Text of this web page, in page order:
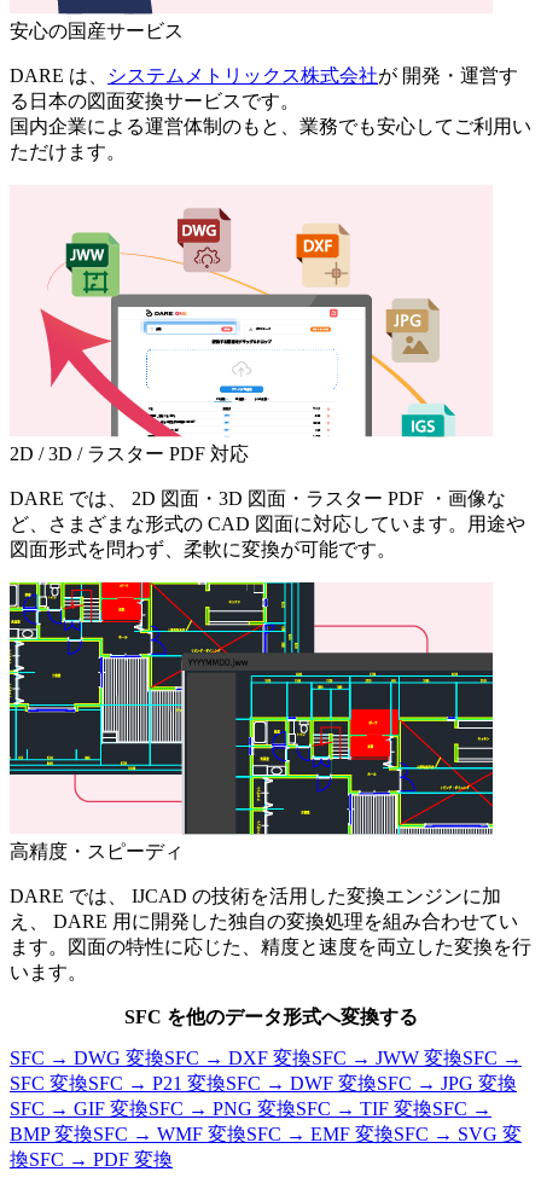
安心の国産サービス
DARE は、 システムメトリックス株式会社が 開発・運営す
る日本の図面変換サービスです。
国内企業による運営体制のもと、業務でも安心してご利用い
ただけます。
2D / 3D / ラスター PDF 対応
DARE では、 2D 図面・3D 図面・ラスター PDF ・画像な
ど、さまざまな形式の CAD 図面に対応しています。用途や
図面形式を問わず、柔軟に変換が可能です。
高精度・スピーディ
DARE では、 IJCAD の技術を活用した変換エンジンに加
え、 DARE 用に開発した独自の変換処理を組み合わせてい
ます。図面の特性に応じた、精度と速度を両立した変換を行
います。
SFC を他のデータ形式へ変換する
SFC → DWG 変換SFC → DXF 変換SFC → JWW 変換SFC →
SFC 変換SFC → P21 変換SFC → DWF 変換SFC → JPG 変換
SFC → GIF 変換SFC → PNG 変換SFC → TIF 変換SFC →
BMP変換SFC → WMF 変換SFC → EMF 変換SFC → SVG 変
換SFC → PDF 変換